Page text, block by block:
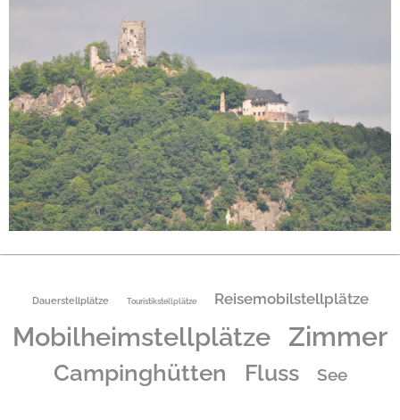
Dauerstellplätze Touristikstellplätze Reisemobilstellplätze
Mobilheimstellplätze Zimmer
Campinghütten Fluss See